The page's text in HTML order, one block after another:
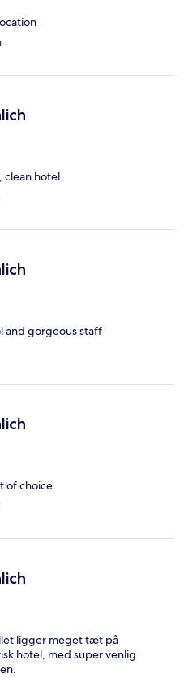
clean hotel
and gorgeous staff
of choice
ligger meget tæt på
hotel, med super venlig